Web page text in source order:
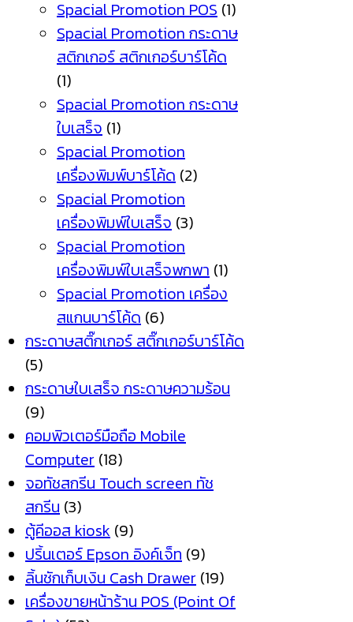
Spacial Promotion POS (1)
Spacial Promotion กระดาษ
สติกเกอร์ สติกเกอร์บาร์โค้ด
(1)
Spacial Promotion กระดาษ
ใบเสร็จ (1)
Spacial Promotion
เครื่องพิมพ์บาร์โค้ด (2)
Spacial Promotion
เครื่องพิมพ์ใบเสร็จ (3)
Spacial Promotion
เครื่องพิมพ์ใบเสร็จพกพา (1)
Spacial Promotion เครื่อง
สแกนบาร์โค้ด (6)
กระดาษสติ๊กเกอร์ สติ๊กเกอร์บาร์โค้ด
(5)
กระดาษใบเสร็จ กระดาษความร้อน
(9)
คอมพิวเตอร์มือถือ Mobile
Computer (18)
จอทัชสกรีน Touch screen ทัช
สกรีน (3)
ตู้คีออส kiosk (9)
ปริ้นเตอร์ Epson อิงค์เจ็ท (9)
ลิ้นชักเก็บเงิน Cash Drawer (19)
เครื่องขายหน้าร้าน POS (Point Of